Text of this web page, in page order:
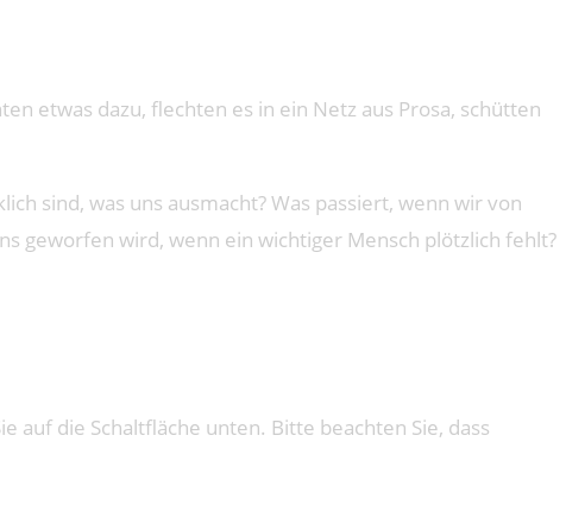
etwas dazu, flechten es in ein Netz aus Prosa, schütten
sind, was uns ausmacht? Was passiert, wenn wir von
geworfen wird, wenn ein wichtiger Mensch plötzlich fehlt?
auf die Schaltfläche unten. Bitte beachten Sie, dass